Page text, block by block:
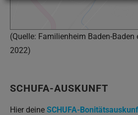
(Quelle: Familienheim Baden-Baden
2022)
SCHUFA-AUSKUNFT
Hier deine SCHUFA-